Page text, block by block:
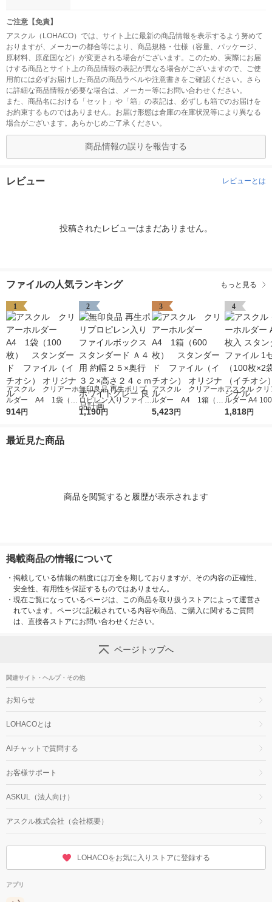
ご注意【免責】
アスクル（LOHACO）では、サイト上に最新の商品情報を表示するよう努めて
おりますが、メーカーの都合等により、商品規格・仕様（容量、パッケージ、
原材料、原産国など）が変更される場合がございます。このため、実際にお届
けする商品とサイト上の商品情報の表記が異なる場合がございますので、ご使
用前には必ずお届けした商品の商品ラベルや注意書きをご確認ください。さら
に詳細な商品情報が必要な場合は、メーカー等にお問い合わせください。
また、商品名における「セット」や「箱」の表記は、必ずしも箱でのお届けを
お約束するものではありません。お届け形態は倉庫の在庫状況等により異なる
場合がございます。あらかじめご了承ください。
商品情報の誤りを報告する
レビュー レビューとは
投稿されたレビューはまだありません。
ファイルの人気ランキング もっと見る
1
アスクル クリアーホ
ルダー A4 1袋（10
0枚） スタンダー
914円
2
無印良品 再生ポリプ
ロピレン入りファイル
ボックススタンダード
1,190円
3
アスクル クリアーホ
ルダー A4 1箱（60
0枚） スタンダー
5,423円
4
アスクル ク
ルダー A4
タンダード
1,818円
最近見た商品
商品を閲覧すると履歴が表示されます
掲載商品の情報について
・ 掲載している情報の精度には万全を期しておりますが、その内容の正確性、
安全性、有用性を保証するものではありません。
・ 現在ご覧になっているページは、この商品を取り扱うストアによって運営さ
れています。ページに記載されている内容や商品、ご購入に関するご質問
は、直接各ストアにお問い合わせください。
ページトップへ
関連サイト・ヘルプ・その他
お知らせ
LOHACOとは
AIチャットで質問する
お客様サポート
ASKUL（法人向け）
アスクル株式会社（会社概要）
LOHACOをお気に入りストアに登録する
アプリ